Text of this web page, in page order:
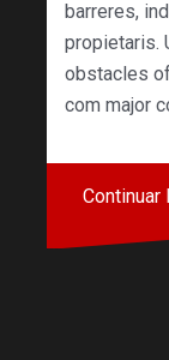
barreres,
propietaris.
obstacles
com major
Continuar